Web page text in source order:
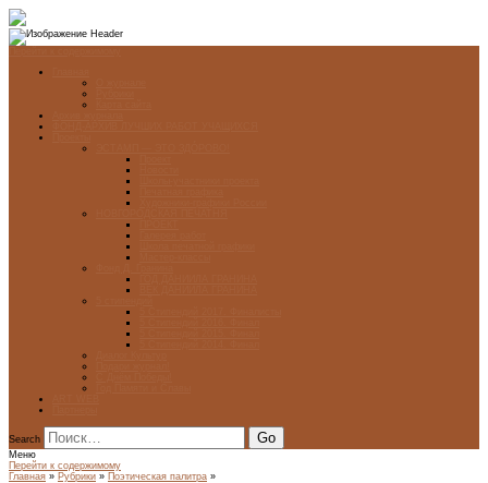
Search
Меню
Перейти к содержимому
Главная » Рубрики » Поэтическая палитра »